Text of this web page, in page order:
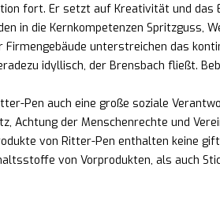
fort. Er setzt auf Kreativität und das
in die Kernkompetenzen Spritzguss,
unterstreichen das
idyllisch, der Brensbach fließt.
Pen auch eine große soziale
Achtung der Menschenrechte und
von Ritter-Pen enthalten keine
von Vorprodukten, als auch